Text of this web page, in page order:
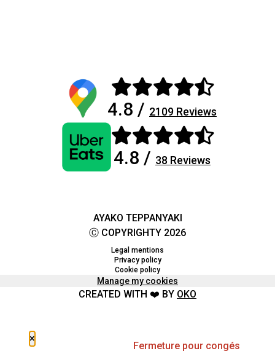
4.8 / 2109 Reviews
4.8 / 38 Reviews
AYAKO TEPPANYAKI
Ⓒ COPYRIGHTY 2026
Legal mentions
Privacy policy
Cookie policy
Manage my cookies
CREATED WITH ❤️ BY OKO
×
Fermeture pour congés